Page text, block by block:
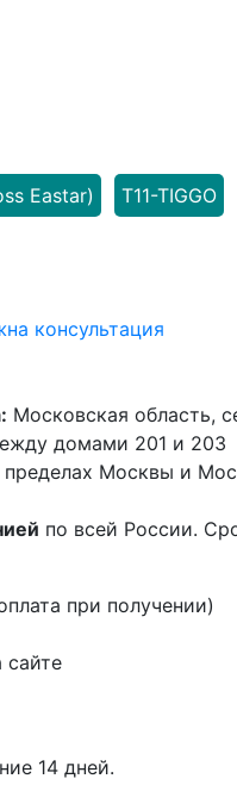
Eastar) T11-TIGGO
консультация
Московская область,
домами 201 и 203
пределах Москвы и
по всей России.
при получении)
сайте
14 дней.